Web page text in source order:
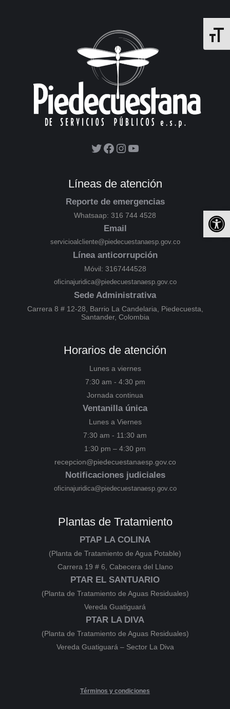
Líneas de atención
Reporte de emergencias
Whatsaap: 316 744 4528
Email
servicioalcliente@piedecuestanaesp.gov.co
Línea anticorrupción
Móvil: 3167444528
oficinajuridica@piedecuestanaesp.gov.co
Sede Administrativa
Carrera 8 # 12-28, Barrio La Candelaria, Piedecuesta,
Santander, Colombia
Horarios de atención
Lunes a viernes
7:30 am - 4:30 pm
Jornada continua
Ventanilla única
Lunes a Viernes
7:30 am - 11:30 am
1:30 pm – 4:30 pm
recepcion@piedecuestanaesp.gov.co
Notificaciones judiciales
oficinajuridica@piedecuestanaesp.gov.co
Plantas de Tratamiento
PTAP LA COLINA
(Planta de Tratamiento de Agua Potable)
Carrera 19 # 6, Cabecera del Llano
PTAR EL SANTUARIO
(Planta de Tratamiento de Aguas Residuales)
Vereda Guatiguará
PTAR LA DIVA
(Planta de Tratamiento de Aguas Residuales)
Vereda Guatiguará – Sector La Diva
Términos y condiciones